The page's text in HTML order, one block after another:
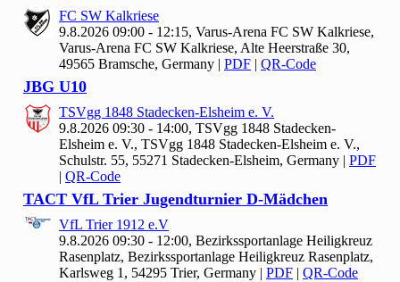
FC SW Kalkriese
9.8.2026 09:00 - 12:15, Varus-Arena FC SW Kalkriese,
Varus-Arena FC SW Kalkriese, Alte Heerstraße 30,
49565 Bramsche, Germany | PDF | QR-Code
JBG U10
TSVgg 1848 Stadecken-Elsheim e. V.
9.8.2026 09:30 - 14:00, TSVgg 1848 Stadecken-
Elsheim e. V., TSVgg 1848 Stadecken-Elsheim e. V.,
Schulstr. 55, 55271 Stadecken-Elsheim, Germany | PDF
| QR-Code
TACT VfL Trier Jugendturnier D-Mädchen
VfL Trier 1912 e.V
9.8.2026 09:30 - 12:00, Bezirkssportanlage Heiligkreuz
Rasenplatz, Bezirkssportanlage Heiligkreuz Rasenplatz,
Karlsweg 1, 54295 Trier, Germany | PDF | QR-Code